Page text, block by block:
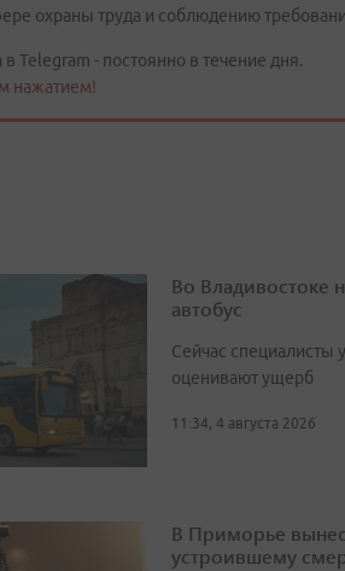
охраны труда и соблюдению
Telegram - постоянно в течение дня.
нажатием!
Во Владивостоке
автобус
Сейчас специалисты
оценивают ущерб
11:34, 4 августа 2026
В Приморье
устроившему